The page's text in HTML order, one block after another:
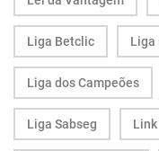
Liga Betclic Liga
Liga dos Campeões
Liga Sabseg